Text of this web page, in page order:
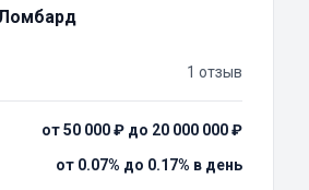
1 отзыв
от 50 000 ₽ до 20 000 000 ₽
от 0.07% до 0.17% в день